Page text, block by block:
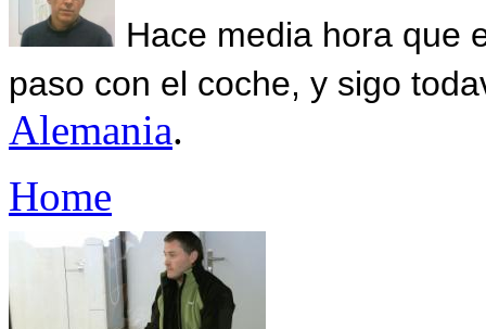
Hace media hora que
paso con el coche, y sigo
Alemania.
Home